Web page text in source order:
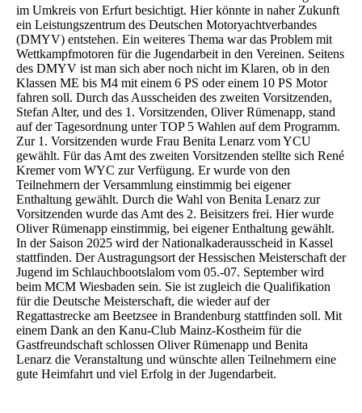
im Umkreis von Erfurt besichtigt. Hier könnte in naher Zukunft
ein Leistungszentrum des Deutschen Motoryachtverbandes
(DMYV) entstehen. Ein weiteres Thema war das Problem mit
Wettkampfmotoren für die Jugendarbeit in den Vereinen. Seitens
des DMYV ist man sich aber noch nicht im Klaren, ob in den
Klassen ME bis M4 mit einem 6 PS oder einem 10 PS Motor
fahren soll. Durch das Ausscheiden des zweiten Vorsitzenden,
Stefan Alter, und des 1. Vorsitzenden, Oliver Rümenapp, stand
auf der Tagesordnung unter TOP 5 Wahlen auf dem Programm.
Zur 1. Vorsitzenden wurde Frau Benita Lenarz vom YCU
gewählt. Für das Amt des zweiten Vorsitzenden stellte sich René
Kremer vom WYC zur Verfügung. Er wurde von den
Teilnehmern der Versammlung einstimmig bei eigener
Enthaltung gewählt. Durch die Wahl von Benita Lenarz zur
Vorsitzenden wurde das Amt des 2. Beisitzers frei. Hier wurde
Oliver Rümenapp einstimmig, bei eigener Enthaltung gewählt.
In der Saison 2025 wird der Nationalkaderausscheid in Kassel
stattfinden. Der Austragungsort der Hessischen Meisterschaft der
Jugend im Schlauchbootslalom vom 05.-07. September wird
beim MCM Wiesbaden sein. Sie ist zugleich die Qualifikation
für die Deutsche Meisterschaft, die wieder auf der
Regattastrecke am Beetzsee in Brandenburg stattfinden soll. Mit
einem Dank an den Kanu-Club Mainz-Kostheim für die
Gastfreundschaft schlossen Oliver Rümenapp und Benita
Lenarz die Veranstaltung und wünschte allen Teilnehmern eine
gute Heimfahrt und viel Erfolg in der Jugendarbeit.